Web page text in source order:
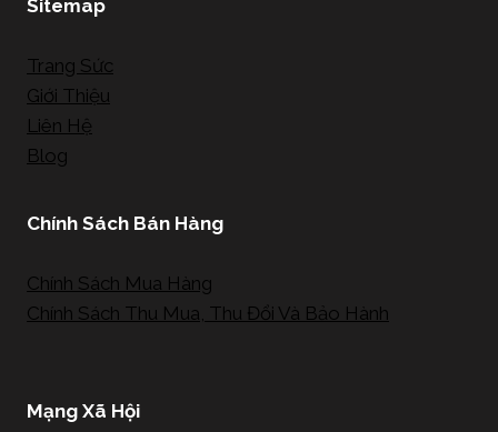
Sitemap
Trang Sức
Giới Thiệu
Liên Hệ
Blog
Chính Sách Bán Hàng
Chính Sách Mua Hàng
Chính Sách Thu Mua, Thu Đổi Và Bảo Hành
Mạng Xã Hội